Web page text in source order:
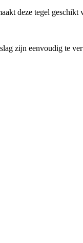
deze tegel
zijn eenvoudig te